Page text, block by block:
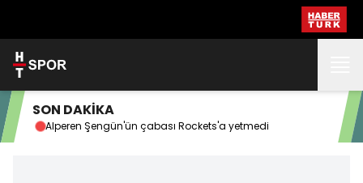
SON DAKİKA
Alperen Şengün'ün çabası Rockets'a yetmedi